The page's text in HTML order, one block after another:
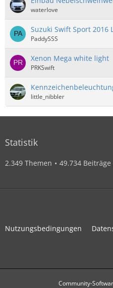
waterlove
Suzuki Swift Sport 2016
PaddySSS
Xenon Mega white light
PRKSwift
little_nibbler
Statistik
2.349 Themen 49.734
Nutzungsbedingungen
Community-